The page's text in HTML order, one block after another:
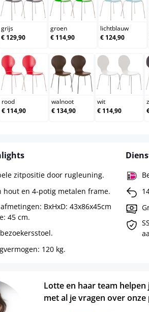
grijs
grijs
€ 129,90
groen
groen
€ 114,90
lichtblauw
€ 124,90
rood
rood
€ 114,90
walnoot
walnoot
€ 134,90
wit
wit
€ 114,90
zitpositie door rugleuning.
hout en 4-potig metalen frame.
BxHxD: 43x86x45cm
45 cm.
120 kg.
Lotte en haar team helpen
met al je vragen over